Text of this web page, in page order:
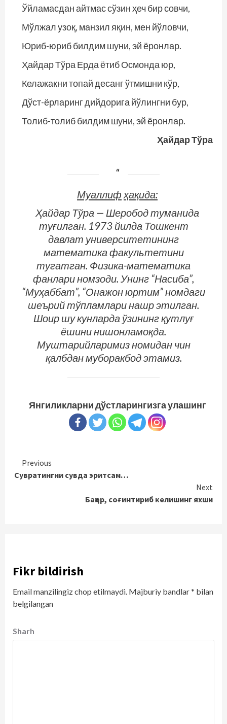
Ўйламасдан айтмас сўзин ҳеч бир совчи,
Мўлжал узоқ, манзил яқин, мен йўловчи,
Юриб-юриб билдим шуни, эй ёронлар.
Ҳайдар Тўра Ерда ётиб Осмонда юр,
Келажакни топай десанг ўтмишни кўр,
Дўст-ёрларинг дийдорига йўлингни бур,
Толиб-толиб билдим шуни, эй ёронлар.
Ҳайдар Тўра
Муаллиф ҳақида:
Ҳайдар Тўра — Шеробод туманида
туғилган. 1973 йилда Тошкент
давлат университетининг
математика факультетини
тугатган. Физика-математика
фанлари номзоди. Унинг “Насиба”,
“Муҳаббат”, “Онажон юртим” номдаги
шеърий тўпламлари нашр этилган.
Шоир шу кунларда ўзининг қутлуғ
ёшини нишонламоқда.
Муштарийларимиз номидан чин
қалбдан муборакбод этамиз.
Янгиликларни дўстларингизга улашинг
Continue
Reading
Previous
Сувратингни сувда эритсам…
Next
Баҳор, соғинтириб келишинг яхши
Fikr bildirish
Email manzilingiz chop etilmaydi. Majburiy bandlar* bilan
belgilangan
Sharh